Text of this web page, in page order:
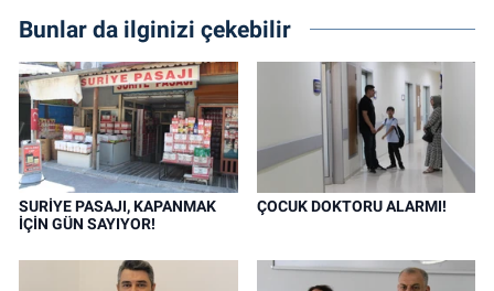
Bunlar da ilginizi çekebilir
SURİYE PASAJI, KAPANMAK
İÇİN GÜN SAYIYOR!
ÇOCUK DOKTORU ALARMI!